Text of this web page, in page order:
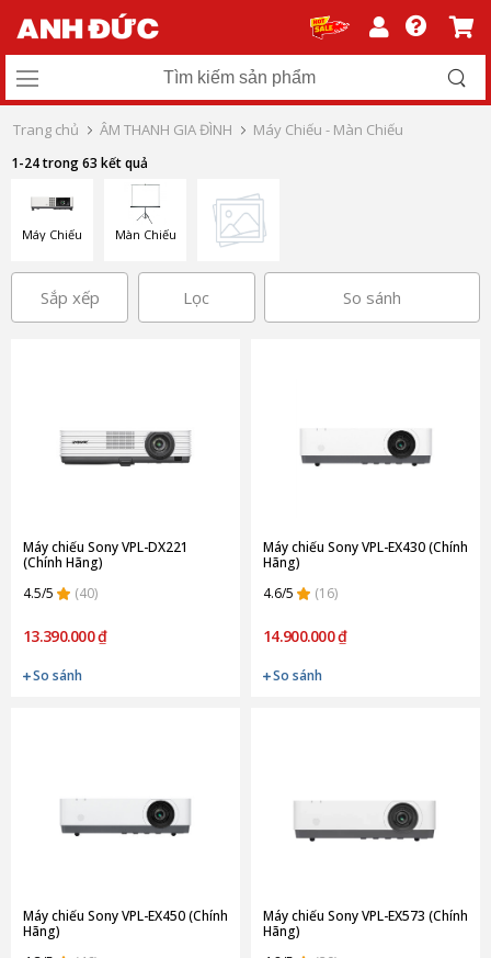
Trang chủ ÂM THANH GIA ĐÌNH Máy Chiếu - Màn Chiếu
1-24 trong 63 kết quả
Máy Chiếu Màn Chiếu
Sắp xếp Lọc So sánh
Máy chiếu Sony VPL-DX221
(Chính Hãng)
4.5/5
(40)
13.390.000 ₫
So sánh
Máy chiếu Sony VPL-EX430 (Chính
Hãng)
4.6/5
(16)
14.900.000 ₫
So sánh
Máy chiếu Sony VPL-EX450 (Chính
Hãng)
Máy chiếu Sony VPL-EX573 (Chính
Hãng)